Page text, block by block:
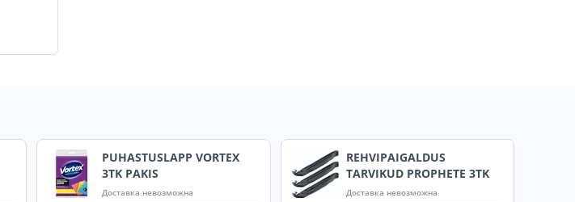
PUHASTUSLAPP VORTEX
3TK PAKIS
Доставка невозможна
REHVIPAIGALDUS
TARVIKUD PROPHETE 3TK
Доставка невозможна